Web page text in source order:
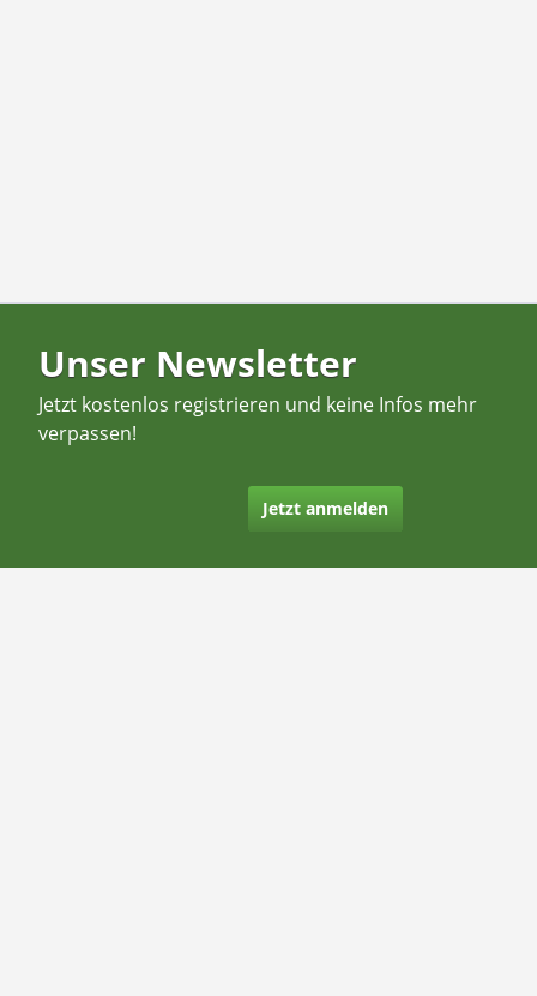
Unser Newsletter
Jetzt kostenlos registrieren und keine Infos mehr
verpassen!
Jetzt anmelden